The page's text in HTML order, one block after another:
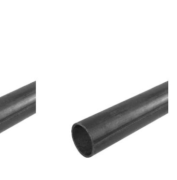
Россия Страна Россия
Толщина стенки
Диаметр наружный